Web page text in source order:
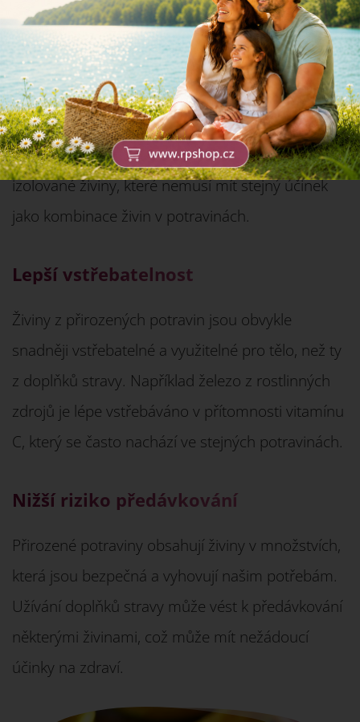
Komplexnost živin
Přirozená strava obsahuje širokou škálu živin,
které spolu úzce souvisí a působí synergeticky pro
optimální zdraví. Doplňky stravy obvykle poskytují
izolované živiny, které nemusí mít stejný účinek
jako kombinace živin v potravinách.
Lepší vstřebatelnost
Živiny z přirozených potravin jsou obvykle
snadněji vstřebatelné a využitelné pro tělo, než ty
z doplňků stravy. Například železo z rostlinných
zdrojů je lépe vstřebáváno v přítomnosti vitamínu
C, který se často nachází ve stejných potravinách.
Nižší riziko předávkování
Přirozené potraviny obsahují živiny v množstvích,
která jsou bezpečná a vyhovují našim potřebám.
Užívání doplňků stravy může vést k předávkování
některými živinami, což může mít nežádoucí
účinky na zdraví.